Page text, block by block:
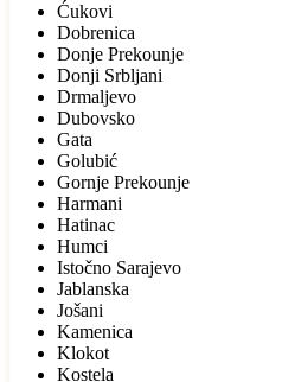
Ćukovi
Dobrenica
Donje Prekounje
Donji Srbljani
Drmaljevo
Dubovsko
Gata
Golubić
Gornje Prekounje
Harmani
Hatinac
Humci
Istočno Sarajevo
Jablanska
Jošani
Kamenica
Klokot
Kostela